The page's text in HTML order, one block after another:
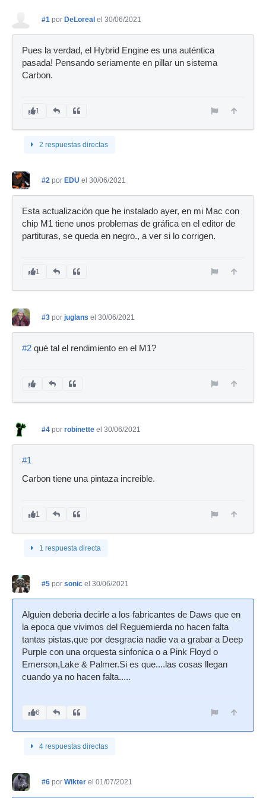
#1 por DeLoreal el 30/06/2021
Pues la verdad, el Hybrid Engine es una auténtica
pasada! Pensando seriamente en pillar un sistema
Carbon.
1
2 respuestas directas
#2 por EDU el 30/06/2021
Esta actualización que he instalado ayer, en mi Mac con
chip M1 tiene unos problemas de gráfica en el editor de
partituras, se queda en negro., a ver si lo corrigen.
1
#3 por juglans el 30/06/2021
#2 qué tal el rendimiento en el M1?
#4 por robinette el 30/06/2021
#1
Carbon tiene una pintaza increible.
1
1 respuesta directa
#5 por sonic el 30/06/2021
Alguien deberia decirle a los fabricantes de Daws que en
la epoca que vivimos del Reguemierda no hacen falta
tantas pistas,que por desgracia nadie va a grabar a Deep
Purple con una orquesta sinfonica o a Pink Floyd o
Emerson,Lake & Palmer.Si es que....las cosas llegan
cuando ya no hacen falta.....
6
4 respuestas directas
#6 por Wikter el 01/07/2021